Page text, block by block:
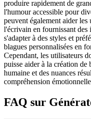
produire rapidement de
l'humour accessible pour
peuvent également aider
l'écrivain en fournissant des
s'adapter à des styles et
blagues personnalisées en
Cependant, les utilisateurs
puisse aider à la création de
humaine et des nuances
compréhension
FAQ sur